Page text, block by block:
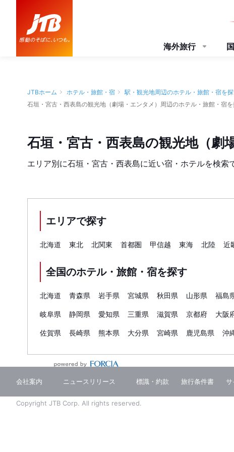
海外旅行
JTBホーム ホテル・旅館・宿 駅・観光地周辺のホテル・旅館・宿を
石垣・宮古・西表島の観光地（劇場・エンタメ）周辺のホテル・旅館・宿を
石垣・宮古・西表島の観光地（劇
エリア別に石垣・宮古・西表島に近い宿・ホテルを検索
エリアで探す
北海道 東北 北関東 首都圏 甲信越 東海 北陸 近
全国のホテル・旅館・宿を探す
北海道 青森県 岩手県 宮城県 秋田県 山形県 福島
岐阜県 静岡県 愛知県 三重県 滋賀県 京都府 大阪
佐賀県 長崎県 熊本県 大分県 宮崎県 鹿児島県 沖
会社案内 ニュースリリース 標識・約款 旅行条件書
Copyright JTB Corp. All rights reserved.